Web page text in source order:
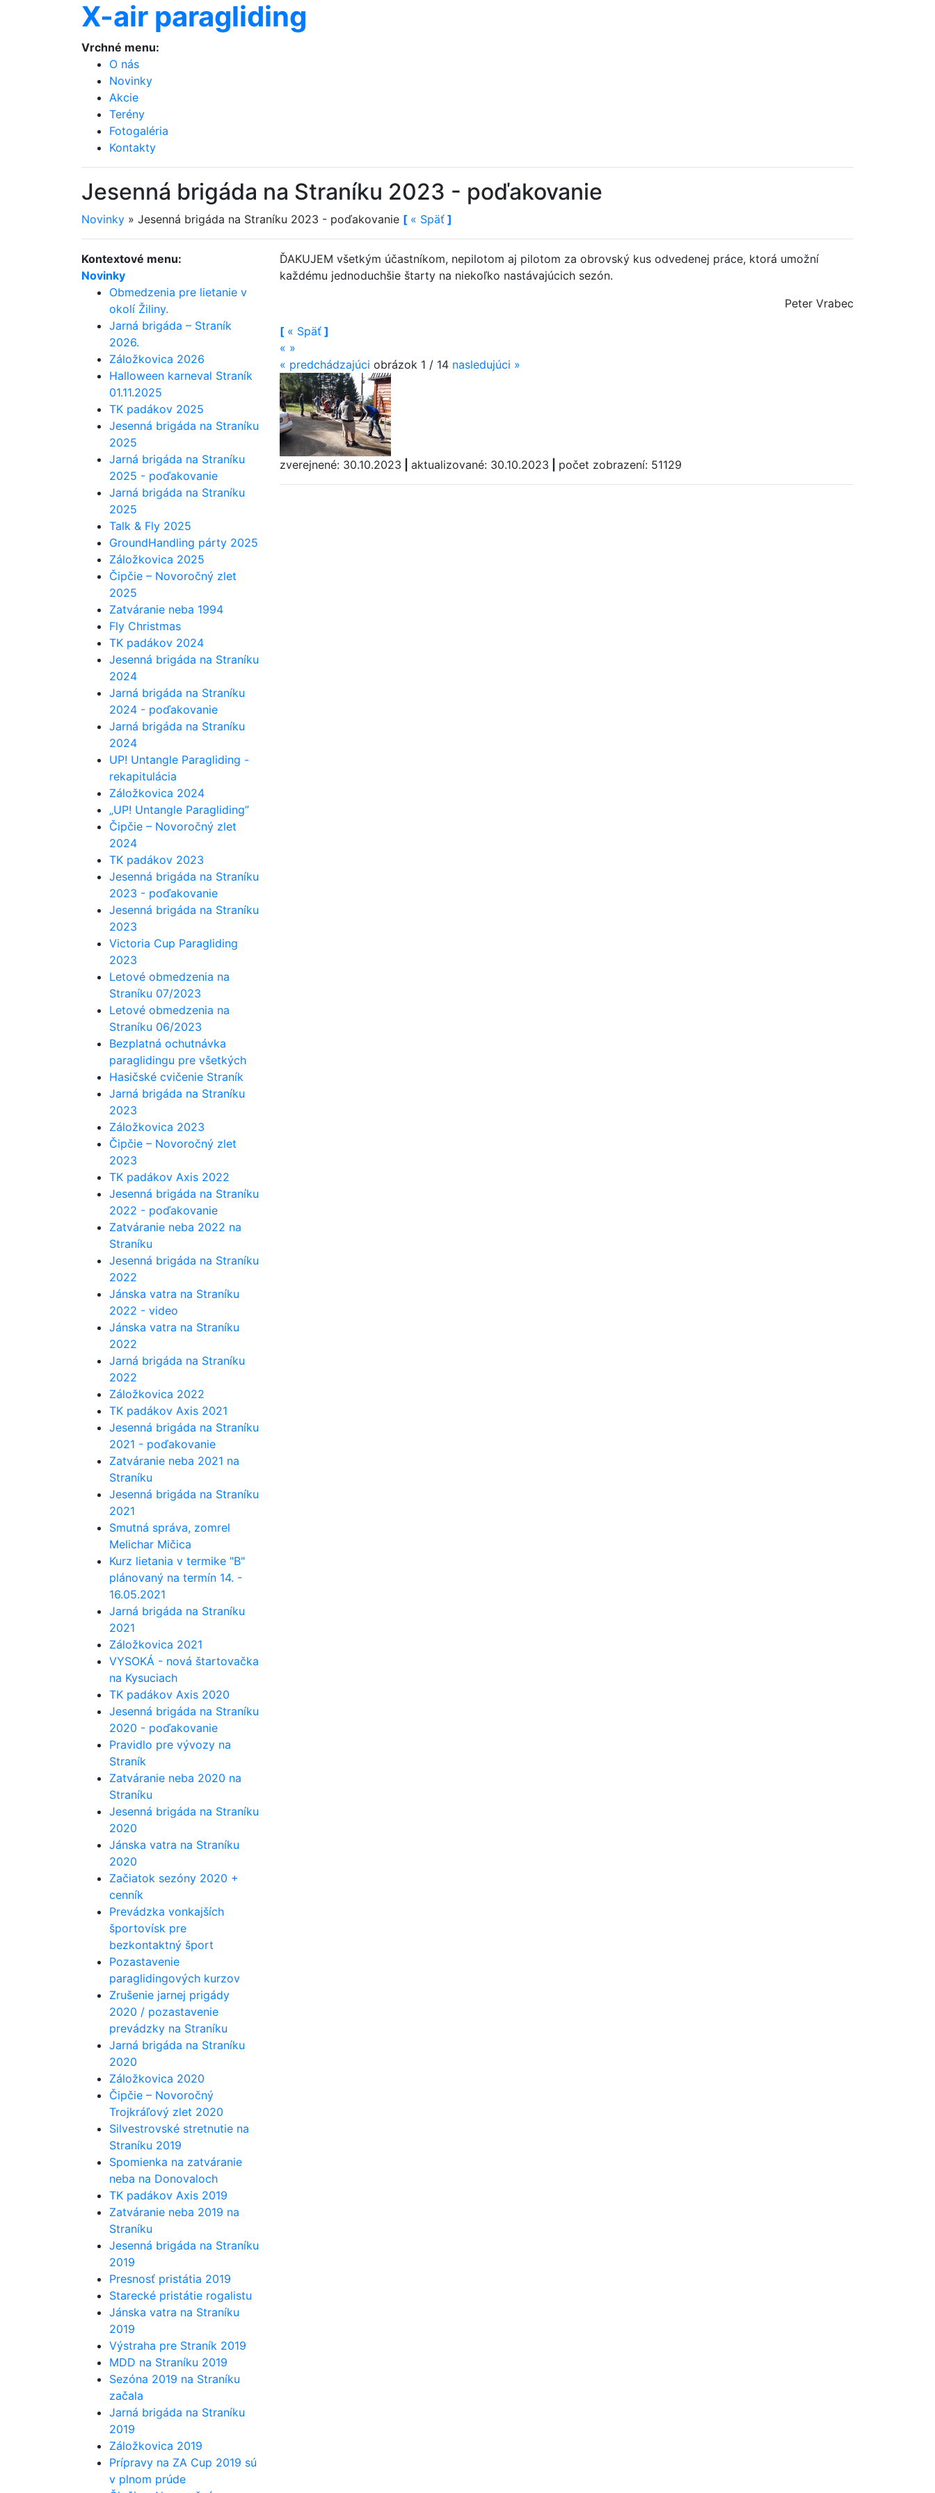
X-air paragliding
Vrchné menu:
O nás
Novinky
Akcie
Terény
Fotogaléria
Kontakty
Jesenná brigáda na Straníku 2023 - poďakovanie
Novinky » Jesenná brigáda na Straníku 2023 - poďakovanie [ « Späť ]
ĎAKUJEM všetkým účastníkom, nepilotom aj pilotom za obrovský kus odvedenej práce, ktorá umožní
každému jednoduchšie štarty na niekoľko nastávajúcich se­zón.
Peter Vrabec
[ « Späť ]
« »
« predchádzajúci obrázok 1 / 14 nasledujúci »
zverejnené: 30.10.2023 aktualizované: 30.10.2023 počet zobrazení: 51129
Kontextové menu:
Novinky
Obmedzenia pre lietanie v
okolí Žiliny.
Jarná brigáda – Straník
2026.
Záložkovica 2026
Halloween karneval Straník
01.11.2025
TK padákov 2025
Jesenná brigáda na Straníku
2025
Jarná brigáda na Straníku
2025 - poďakovanie
Jarná brigáda na Straníku
2025
Talk & Fly 2025
GroundHandling párty 2025
Záložkovica 2025
Čipčie – Novoročný zlet
2025
Zatváranie neba 1994
Fly Christmas
TK padákov 2024
Jesenná brigáda na Straníku
2024
Jarná brigáda na Straníku
2024 - poďakovanie
Jarná brigáda na Straníku
2024
UP! Untangle Paragliding -
rekapitulácia
Záložkovica 2024
„UP! Untangle Paragliding”
Čipčie – Novoročný zlet
2024
TK padákov 2023
Jesenná brigáda na Straníku
2023 - poďakovanie
Jesenná brigáda na Straníku
2023
Victoria Cup Paragliding
2023
Letové obmedzenia na
Straníku 07/2023
Letové obmedzenia na
Straníku 06/2023
Bezplatná ochutnávka
paraglidingu pre všetkých
Hasičské cvičenie Straník
Jarná brigáda na Straníku
2023
Záložkovica 2023
Čipčie – Novoročný zlet
2023
TK padákov Axis 2022
Jesenná brigáda na Straníku
2022 - poďakovanie
Zatváranie neba 2022 na
Straníku
Jesenná brigáda na Straníku
2022
Jánska vatra na Straníku
2022 - video
Jánska vatra na Straníku
2022
Jarná brigáda na Straníku
2022
Záložkovica 2022
TK padákov Axis 2021
Jesenná brigáda na Straníku
2021 - poďakovanie
Zatváranie neba 2021 na
Straníku
Jesenná brigáda na Straníku
2021
Smutná správa, zomrel
Melichar Mičica
Kurz lietania v termike "B"
plánovaný na termín 14. -
16.05.2021
Jarná brigáda na Straníku
2021
Záložkovica 2021
VYSOKÁ - nová štartovačka
na Kysuciach
TK padákov Axis 2020
Jesenná brigáda na Straníku
2020 - poďakovanie
Pravidlo pre vývozy na
Straník
Zatváranie neba 2020 na
Straníku
Jesenná brigáda na Straníku
2020
Jánska vatra na Straníku
2020
Začiatok sezóny 2020 +
cenník
Prevádzka vonkajších
športovísk pre
bezkontaktný šport
Pozastavenie
paraglidingových kurzov
Zrušenie jarnej prigády
2020 / pozastavenie
prevádzky na Straníku
Jarná brigáda na Straníku
2020
Záložkovica 2020
Čipčie – Novoročný
Trojkráľový zlet 2020
Silvestrovské stretnutie na
Straníku 2019
Spomienka na zatváranie
neba na Donovaloch
TK padákov Axis 2019
Zatváranie neba 2019 na
Straníku
Jesenná brigáda na Straníku
2019
Presnosť pristátia 2019
Starecké pristátie rogalistu
Jánska vatra na Straníku
2019
Výstraha pre Straník 2019
MDD na Straníku 2019
Sezóna 2019 na Straníku
začala
Jarná brigáda na Straníku
2019
Záložkovica 2019
Prípravy na ZA Cup 2019 sú
v plnom prúde